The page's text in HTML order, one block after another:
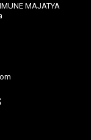
MAJATYA